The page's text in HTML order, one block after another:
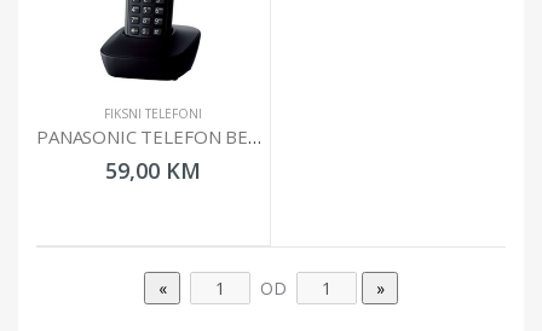
FIKSNI TELEFONI
PANASONIC TELEFON BEŽIČNI KX-TG1911FXG CRNI
59,00 KM
OD